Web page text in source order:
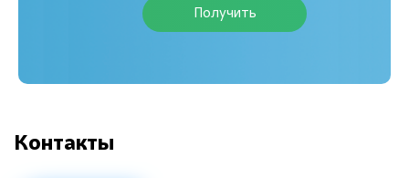
Получить
Контакты